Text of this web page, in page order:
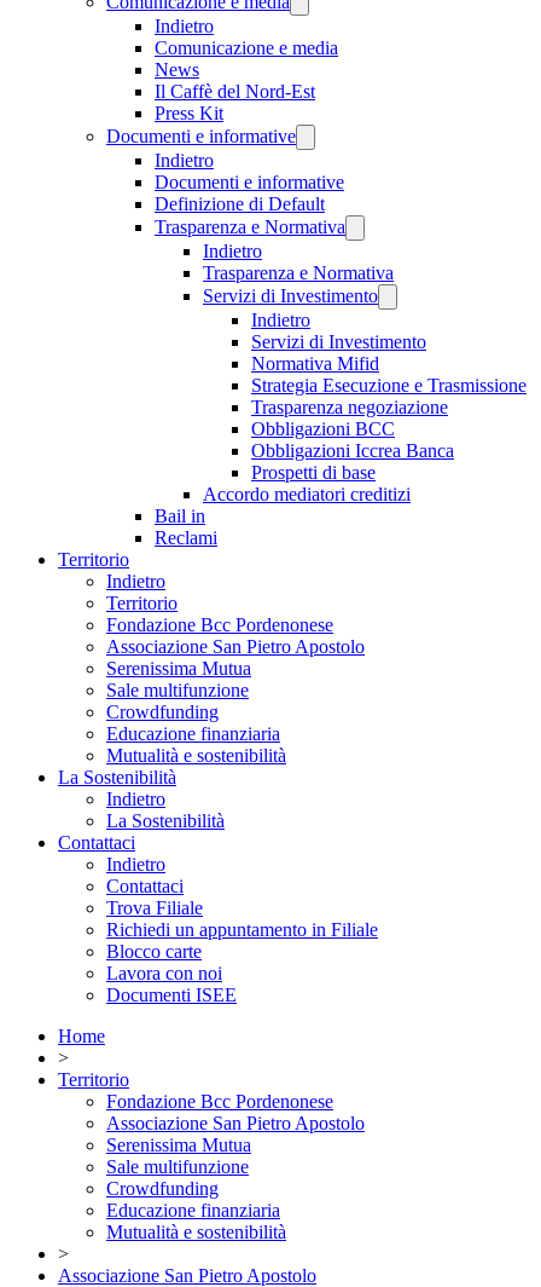
Indietro
Comunicazione e media
News
Il Caffè del Nord-Est
Press Kit
Documenti e informative
Indietro
Documenti e informative
Definizione di Default
Trasparenza e Normativa
Indietro
Trasparenza e Normativa
Servizi di Investimento
Indietro
Servizi di Investimento
Normativa Mifid
Strategia Esecuzione e Trasmissione
Trasparenza negoziazione
Obbligazioni BCC
Obbligazioni Iccrea Banca
Prospetti di base
Accordo mediatori creditizi
Bail in
Reclami
Territorio
Indietro
Territorio
Fondazione Bcc Pordenonese
Associazione San Pietro Apostolo
Serenissima Mutua
Sale multifunzione
Crowdfunding
Educazione finanziaria
Mutualità e sostenibilità
La Sostenibilità
Indietro
La Sostenibilità
Contattaci
Indietro
Contattaci
Trova Filiale
Richiedi un appuntamento in Filiale
Blocco carte
Lavora con noi
Documenti ISEE
Home
>
Territorio
Fondazione Bcc Pordenonese
Associazione San Pietro Apostolo
Serenissima Mutua
Sale multifunzione
Crowdfunding
Educazione finanziaria
Mutualità e sostenibilità
>
Associazione San Pietro Apostolo